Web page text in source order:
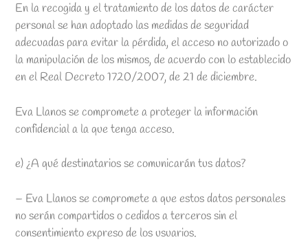
En la recogida y el tratamiento de los datos de carácter
personal se han adoptado las medidas de seguridad
adecuadas para evitar la pérdida, el acceso no autorizado o
la manipulación de los mismos, de acuerdo con lo establecido
en el Real Decreto 1720/2007, de 21 de diciembre.
Eva Llanos se compromete a proteger la información
confidencial a la que tenga acceso.
e) ¿A qué destinatarios se comunicarán tus datos?
– Eva Llanos se compromete a que estos datos personales
no serán compartidos o cedidos a terceros sin el
consentimiento expreso de los usuarios.